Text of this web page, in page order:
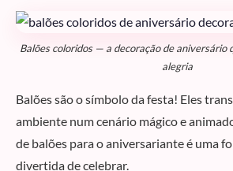
Balões coloridos — a decoração de aniversário
alegria
Balões são o símbolo da festa! Eles
ambiente num cenário mágico e
de balões para o aniversariante é uma
divertida de celebrar.